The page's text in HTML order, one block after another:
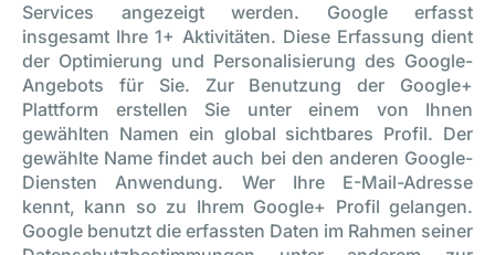
Services angezeigt werden. Google erfasst
insgesamt Ihre 1+ Aktivitäten. Diese Erfassung dient
der Optimierung und Personalisierung des Google-
Angebots für Sie. Zur Benutzung der Google+
Plattform erstellen Sie unter einem von Ihnen
gewählten Namen ein global sichtbares Profil. Der
gewählte Name findet auch bei den anderen Google-
Diensten Anwendung. Wer Ihre E-Mail-Adresse
kennt, kann so zu Ihrem Google+ Profil gelangen.
Google benutzt die erfassten Daten im Rahmen seiner